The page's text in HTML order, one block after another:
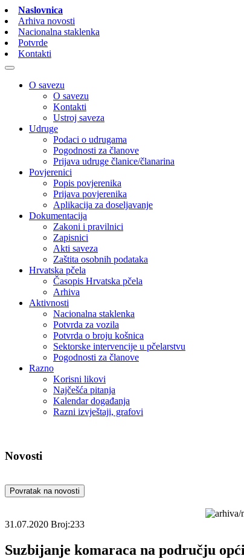
Naslovnica
Arhiva novosti
Nacionalna staklenka
Potvrde
Kontakti
O savezu
O savezu
Kontakti
Ustroj saveza
Udruge
Podaci o udrugama
Pogodnosti za članove
Prijava udruge članice/članarina
Povjerenici
Popis povjerenika
Prijava povjerenika
Aplikacija za doseljavanje
Dokumentacija
Zakoni i pravilnici
Zapisnici
Akti saveza
Zaštita osobnih podataka
Hrvatska pčela
Časopis Hrvatska pčela
Arhiva
Aktivnosti
Nacionalna staklenka
Potvrda za vozila
Potvrda o broju košnica
Sektorske intervencije u pčelarstvu
Pogodnosti za članove
Razno
Korisni likovi
Najčešća pitanja
Kalendar događanja
Razni izvještaji, grafovi
Novosti
Povratak na novosti
31.07.2020 Broj:233
Suzbijanje komaraca na području